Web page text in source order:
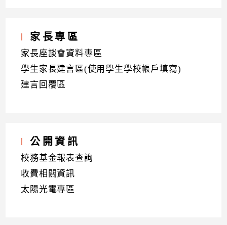
家長專區
家長座談會資料專區
學生家長建言區(使用學生學校帳戶填寫)
建言回覆區
公開資訊
校務基金報表查詢
收費相關資訊
太陽光電專區